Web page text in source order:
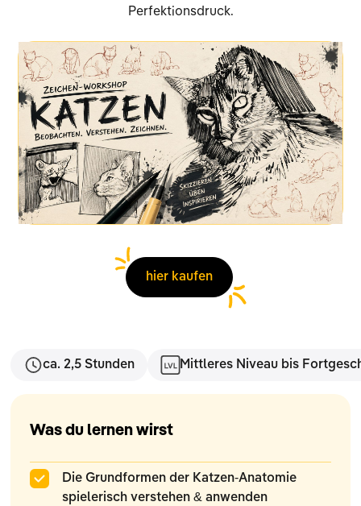
Perfektionsdruck.
hier kaufen
ca. 2,5 Stunden Mittleres Niveau bis
Was du lernen wirst
Die Grundformen der Katzen-Anatomie
spielerisch verstehen & anwenden